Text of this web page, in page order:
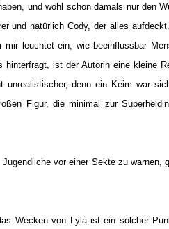
und wohl schon damals nur den
und natürlich Cody, der alles
leuchtet ein, wie beeinflussbar
ist der Autorin eine kleine
unrealistischer, denn ein Keim war
Figur, die minimal zur
vor einer Sekte zu warnen,
Wecken von Lyla ist ein solcher